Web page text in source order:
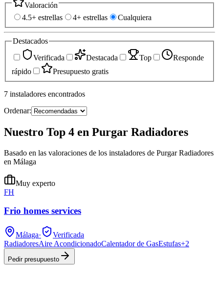
Valoración
4.5+ estrellas
4+ estrellas Cualquiera
Destacados
Verificada
Destacada Top
Responde
rápido
Presupuesto gratis
7 instaladores encontrados
Ordenar:
Nuestro Top 4 en Purgar Radiadores
Basado en las valoraciones de los instaladores de Purgar Radiadores
en Málaga
Muy experto
FH
Frio homes services
Málaga·
Verificada
RadiadoresAire AcondicionadoCalentador de GasEstufas+2
Pedir presupuesto